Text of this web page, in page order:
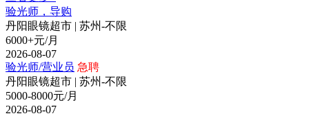
验光师，导购
丹阳眼镜超市 | 苏州-不限
6000+元/月
2026-08-07
验光师/营业员 急聘
丹阳眼镜超市 | 苏州-不限
5000-8000元/月
2026-08-07